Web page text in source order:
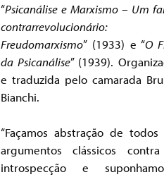
“Psicanálise e Marxismo – Um
Freudomarxismo” (1933) e “O
da Psicanálise” (1939).
e traduzida pelo camarada
Bianchi.
“Façamos abstração de todos
argumentos clássicos
introspecção e